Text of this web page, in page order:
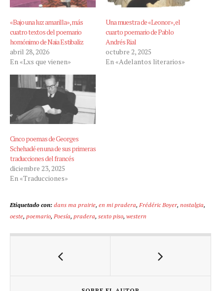
«Bajo una luz amarilla», más
cuatro textos del poemario
homónimo de Naia Estibaliz
abril 28, 2026
En «Lxs que vienen»
Una muestra de «Leonor», el
cuarto poemario de Pablo
Andrés Rial
octubre 2, 2025
En «Adelantos literarios»
Cinco poemas de Georges
Schehadé en una de sus primeras
traducciones del francés
diciembre 23, 2025
En «Traducciones»
Etiquetado con:dans ma prairie, en mi pradera, Frédéric Boyer, nostalgia,
oeste, poemario, Poesía, pradera, sexto piso, western